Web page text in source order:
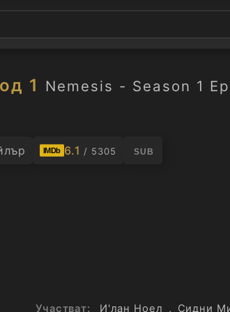
1
Nemesis - Season 1
IMDb 6.1 / 5305 SUB
Участват: И'лан Ноел , Сидни